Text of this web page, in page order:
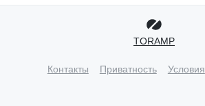
TORAMP
Контакты Приватность Условия